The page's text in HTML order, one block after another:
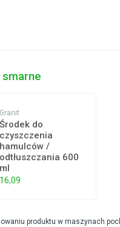
Granit
Środek do
czyszczenia
hamulców /
odtłuszczania 600
ml
16,09
produktu w maszynach